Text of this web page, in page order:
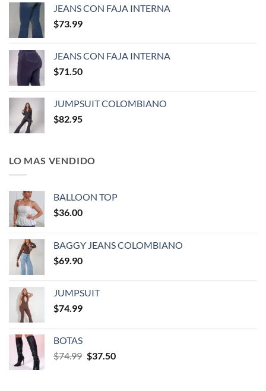
JEANS CON FAJA INTERNA
$73.99
JEANS CON FAJA INTERNA
$71.50
JUMPSUIT COLOMBIANO
$82.95
LO MAS VENDIDO
BALLOON TOP
$36.00
BAGGY JEANS COLOMBIANO
$69.90
JUMPSUIT
$74.99
BOTAS
$74.99 $37.50